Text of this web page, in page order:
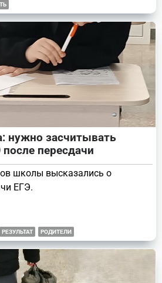
нужно засчитывать
пересдачи
школы высказались о
ЕГЭ.
РЕЗУЛЬТАТ РОДИТЕЛИ